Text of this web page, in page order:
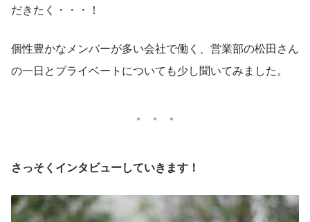
だきたく・・・！
個性豊かなメンバーが多い会社で働く、営業部の松田さん
の一日とプライベートについても少し聞いてみました。
さっそくインタビューしていきます！